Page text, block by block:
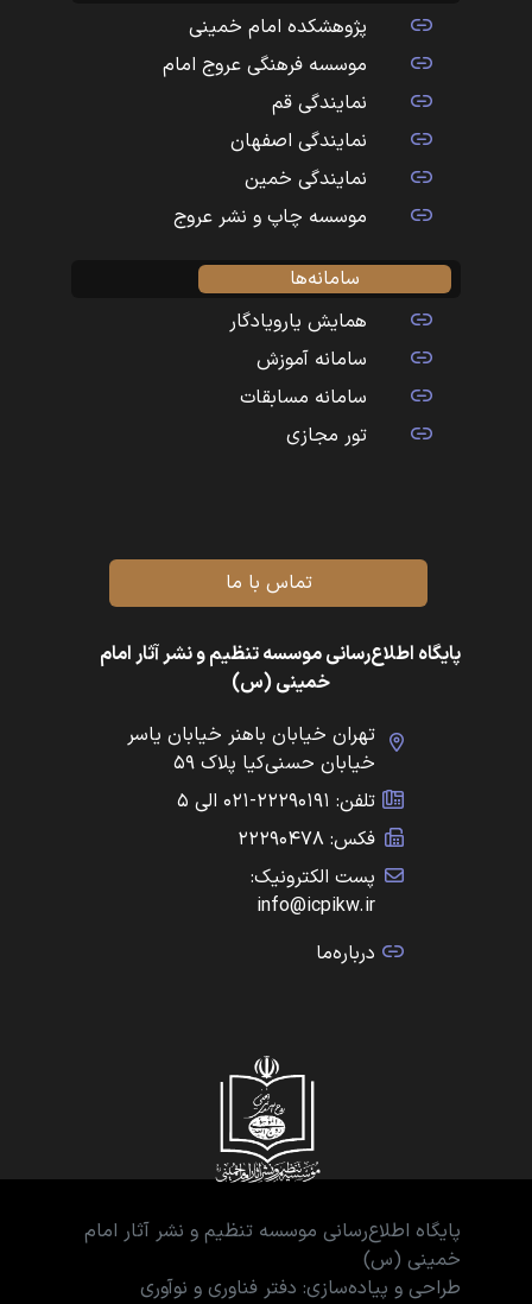
پژوهشکده امام خمینی
موسسه فرهنگی عروج امام
نمایندگی قم
نمایندگی اصفهان
نمایندگی خمین
موسسه چاپ و نشر عروج
سامانه‌ها
همایش یارویادگار
سامانه آموزش
سامانه مسابقات
تور مجازی
تماس با ما
پایگاه اطلاع‌رسانی موسسه تنظیم و نشر آثار امام
خمینی (س)
تهران خیابان باهنر خیابان یاسر
خیابان حسنی‌کیا پلاک ۵۹
تلفن: ۲۲۲۹۰۱۹۱-۰۲۱ الی ۵
فکس: ۲۲۲۹۰۴۷۸
پست الکترونیک:
info@icpikw.ir
درباره‌ما
پایگاه اطلاع‌رسانی موسسه تنظیم و نشر آثار امام
خمینی (س)
طراحی و پیاده‌سازی: دفتر فناوری و نوآوری